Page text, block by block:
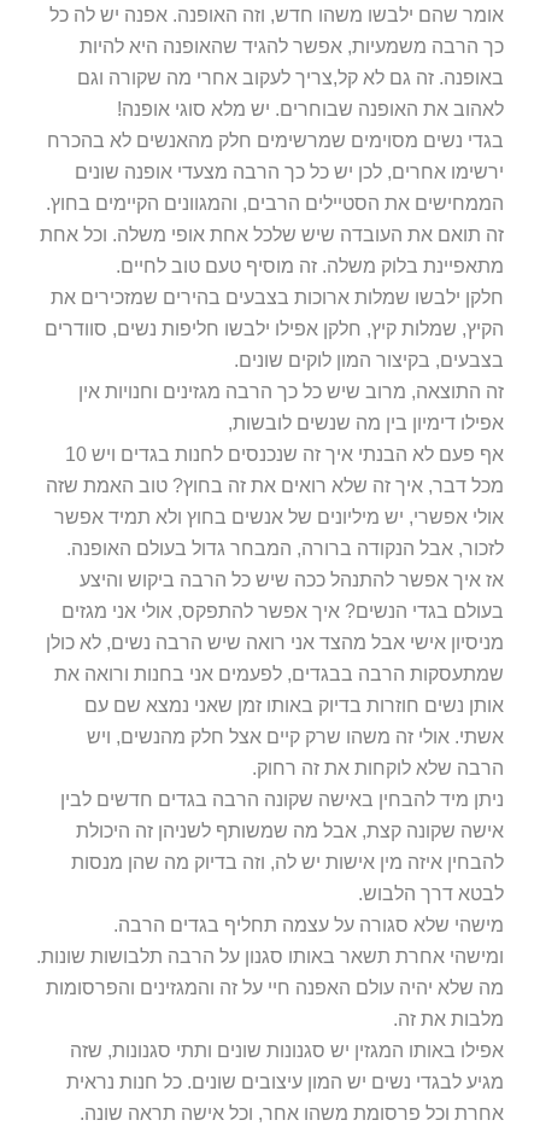
אומר שהם ילבשו משהו חדש, וזה האופנה. אפנה יש לה כל
כך הרבה משמעיות, אפשר להגיד שהאופנה היא להיות
באופנה. זה גם לא קל,צריך לעקוב אחרי מה שקורה וגם
לאהוב את האופנה שבוחרים. יש מלא סוגי אופנה!
בגדי נשים מסוימים שמרשימים חלק מהאנשים לא בהכרח
ירשימו אחרים, לכן יש כל כך הרבה מצעדי אופנה שונים
הממחישים את הסטיילים הרבים, והמגוונים הקיימים בחוץ.
זה תואם את העובדה שיש שלכל אחת אופי משלה. וכל אחת
מתאפיינת בלוק משלה. זה מוסיף טעם טוב לחיים.
חלקן ילבשו שמלות ארוכות בצבעים בהירים שמזכירים את
הקיץ, שמלות קיץ, חלקן אפילו ילבשו חליפות נשים, סוודרים
בצבעים, בקיצור המון לוקים שונים.
זה התוצאה, מרוב שיש כל כך הרבה מגזינים וחנויות אין
אפילו דימיון בין מה שנשים לובשות,
אף פעם לא הבנתי איך זה שנכנסים לחנות בגדים ויש 10
מכל דבר, איך זה שלא רואים את זה בחוץ? טוב האמת שזה
אולי אפשרי, יש מיליונים של אנשים בחוץ ולא תמיד אפשר
לזכור, אבל הנקודה ברורה, המבחר גדול בעולם האופנה.
אז איך אפשר להתנהל ככה שיש כל הרבה ביקוש והיצע
בעולם בגדי הנשים? איך אפשר להתפקס, אולי אני מגזים
מניסיון אישי אבל מהצד אני רואה שיש הרבה נשים, לא כולן
שמתעסקות הרבה בבגדים, לפעמים אני בחנות ורואה את
אותן נשים חוזרות בדיוק באותו זמן שאני נמצא שם עם
אשתי. אולי זה משהו שרק קיים אצל חלק מהנשים, ויש
הרבה שלא לוקחות את זה רחוק.
ניתן מיד להבחין באישה שקונה הרבה בגדים חדשים לבין
אישה שקונה קצת, אבל מה שמשותף לשניהן זה היכולת
להבחין איזה מין אישות יש לה, וזה בדיוק מה שהן מנסות
לבטא דרך הלבוש.
מישהי שלא סגורה על עצמה תחליף בגדים הרבה.
ומישהי אחרת תשאר באותו סגנון על הרבה תלבושות שונות.
מה שלא יהיה עולם האפנה חיי על זה והמגזינים והפרסומות
מלבות את זה.
אפילו באותו המגזין יש סגנונות שונים ותתי סגנונות, שזה
מגיע לבגדי נשים יש המון עיצובים שונים. כל חנות נראית
אחרת וכל פרסומת משהו אחר, וכל אישה תראה שונה.